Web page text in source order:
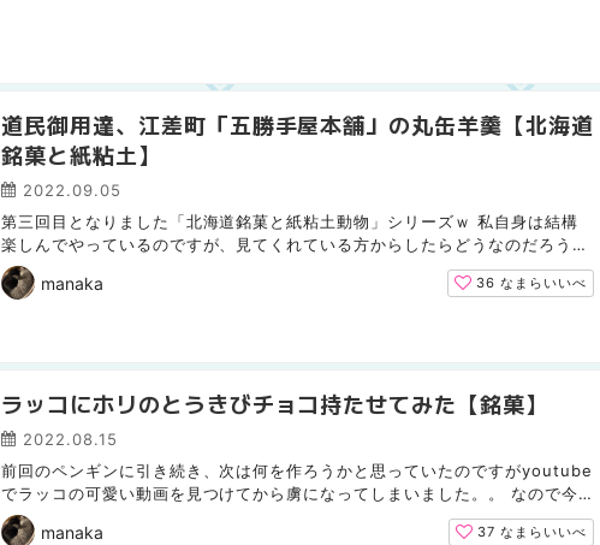
道民御用達、江差町「五勝手屋本舗」の丸缶羊羹【北海道
銘菓と紙粘土】
2022.09.05
第三回目となりました「北海道銘菓と紙粘土動物」シリーズｗ 私自身は結構
楽しんでやっているのですが、見てくれている方からしたらどうなのだろう
か・・・といつも思っています・・・ｗ（まぁ続けますけど） 今...
manaka 36なまらいいべ
ラッコにホリのとうきびチョコ持たせてみた【銘菓】
2022.08.15
前回のペンギンに引き続き、次は何を作ろうかと思っていたのですがyoutube
でラッコの可愛い動画を見つけてから虜になってしまいました。。 なので今
回はラッコを紙粘土で作っていこうと思います！ ちなみに北海道...
manaka 37なまらいいべ